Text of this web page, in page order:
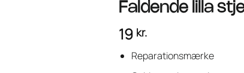
Faldende lilla
19 kr.
Reparationsmærke